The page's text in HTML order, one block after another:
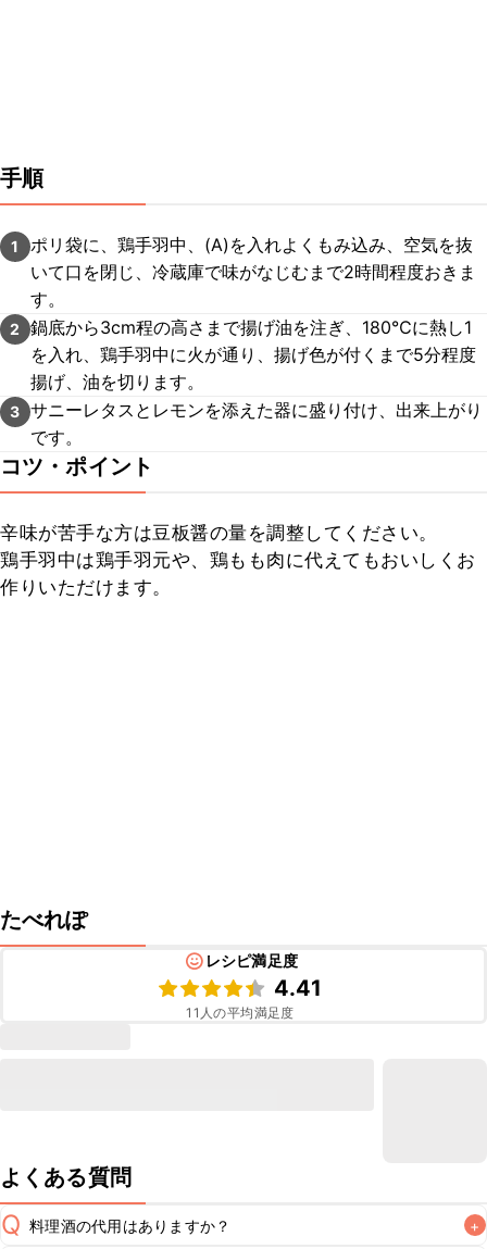
手順
1
ポリ袋に、鶏手羽中、(A)を入れよくもみ込み、空気を抜
いて口を閉じ、冷蔵庫で味がなじむまで2時間程度おきま
す。
2
鍋底から3cm程の高さまで揚げ油を注ぎ、180℃に熱し1
を入れ、鶏手羽中に火が通り、揚げ色が付くまで5分程度
揚げ、油を切ります。
3 サニーレタスとレモンを添えた器に盛り付け、出来上がり
です。
コツ・ポイント
辛味が苦手な方は豆板醤の量を調整してください。
鶏手羽中は鶏手羽元や、鶏もも肉に代えてもおいしくお
作りいただけます。
たべれぽ
レシピ満足度
4.41
11 人の平均満足度
よくある質問
Q 料理酒の代用はありますか？ +